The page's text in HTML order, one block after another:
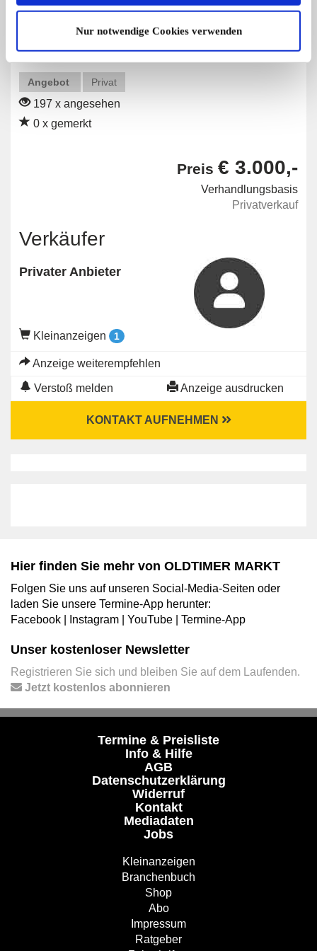
Nur notwendige Cookies verwenden
Diese Anzeige empfehlen
Angebot Privat
197 x angesehen
0 x gemerkt
Preis € 3.000,-
Verhandlungsbasis
Privatverkauf
Verkäufer
Privater Anbieter
Kleinanzeigen 1
Anzeige weiterempfehlen
Verstoß melden Anzeige ausdrucken
KONTAKT AUFNEHMEN
Hier finden Sie mehr von OLDTIMER MARKT
Folgen Sie uns auf unseren Social-Media-Seiten oder
laden Sie unsere Termine-App herunter:
Facebook
Instagram YouTube Termine-App
Unser kostenloser Newsletter
Registrieren Sie sich und bleiben Sie auf dem Laufenden.
Jetzt kostenlos abonnieren
Termine & Preisliste
Info & Hilfe
AGB
Datenschutzerklärung
Widerruf
Kontakt
Mediadaten
Jobs
Kleinanzeigen
Branchenbuch
Shop
Abo
Impressum
Ratgeber